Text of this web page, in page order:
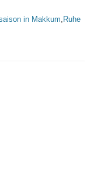
in Makkum, Ruhe